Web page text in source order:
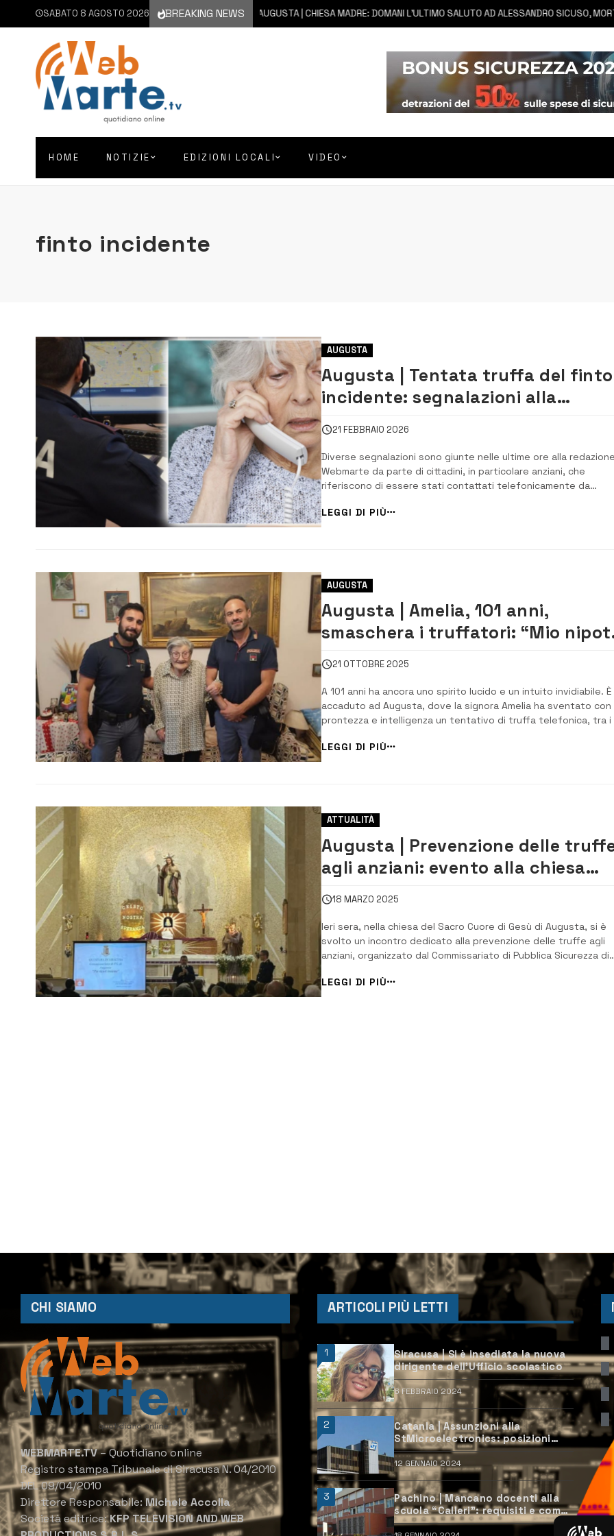
SABATO 8 AGOSTO 2026 BREAKING NEWS
8 AGOSTO 2026 AUGUSTA | CHIESA MADRE: DOMANI L’ULTIMO SALUTO AD ALESSANDRO SICUSO, MORTO
HOME NOTIZIE EDIZIONI LOCALI VIDEO
finto incidente
AUGUSTA
Augusta | Tentata truffa del finto
incidente: segnalazioni alla
redazione di Webmarte
21 FEBBRAIO 2026
Diverse segnalazioni sono giunte nelle ultime ore alla
Webmarte da parte di cittadini, in particolare anziani, che
riferiscono di essere stati contattati telefonicamente da
sedicenti appartenenti alle forze dell’ordine. Il copione,
purtroppo ormai noto, è sempre lo stesso: dall’altra parte della
cornetta una voce, presentandosi co...
LEGGI DI PIÙ
AUGUSTA
Augusta | Amelia, 101 anni,
smaschera i truffatori: “Mio
sta bene, ora chiamo la Polizia”
21 OTTOBRE 2025
A 101 anni ha ancora uno spirito lucido e un intuito invidiabile. È
accaduto ad Augusta, dove la signora Amelia ha sventato con
prontezza e intelligenza un tentativo di truffa telefonica, tra i
diffusi e subdoli: quello del “finto incidente del nipote”. La
telefono era quella di un sedicente avvocato, che la […]...
LEGGI DI PIÙ
ATTUALITÀ
Augusta | Prevenzione delle
agli anziani: evento alla chiesa
Sacro Cuore
18 MARZO 2025
Ieri sera, nella chiesa del Sacro Cuore di Gesù di Augusta, si è
svolto un incontro dedicato alla prevenzione delle truffe agli
anziani, organizzato dal Commissariato di Pubblica Sicurezza di
chiesa. Nel corso dell’incontro, sono stati illustrati i tipi di truffe
più comu...
LEGGI DI PIÙ
CHI SIAMO
WEBMARTE.TV– Quotidiano online
Registro stampa Tribunale di Siracusa N. 04/2010
DEL 09/04/2010
Direttore Responsabile:Michele Accolla
Società editrice:KFP TELEVISION AND WEB
ARTICOLI PIÙ LETTI
1
Siracusa | Si è insediata la nuova
dirigente dell’Ufficio scolastico
6 FEBBRAIO 2024
2
Catania | Assunzioni alla
StMicroelectronics: posizioni
aperte e come candidarsi
12 GENNAIO 2024
3
Pachino | Mancano docenti alla
scuola “Calleri”: requisiti e come
candidarsi